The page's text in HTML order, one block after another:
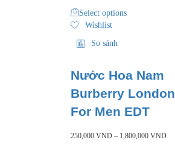
Select options
Wishlist
So sánh
Nước Hoa Nam
Burberry London
For Men EDT
250,000 VND – 1,800,000 VND